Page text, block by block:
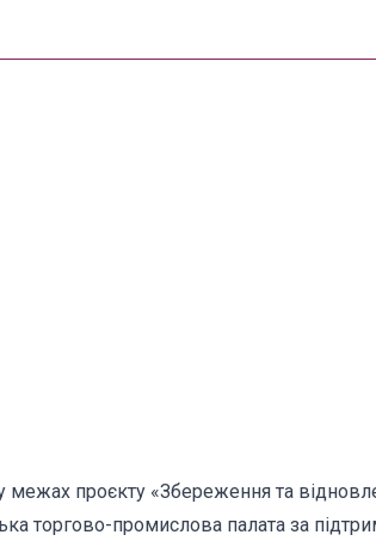
проєкту «Збереження та
торгово-промислова палата за